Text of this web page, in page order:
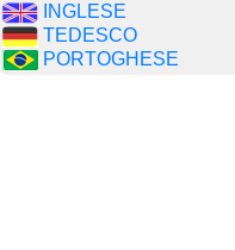
INGLESE
TEDESCO
PORTOGHESE